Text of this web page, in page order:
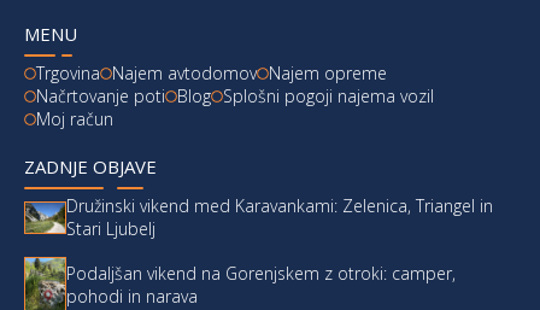
MENU
Trgovina Najem avtodomov Najem opreme
Načrtovanje poti
Blog Splošni pogoji najema vozil
Moj račun
ZADNJE OBJAVE
Družinski vikend med Karavankami: Zelenica, Triangel in
Stari Ljubelj
Podaljšan vikend na Gorenjskem z otroki: camper,
pohodi in narava